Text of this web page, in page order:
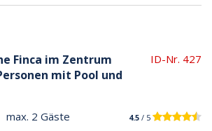
Finca im Zentrum
mit Pool und
ID-Nr. 427
max. 2 Gäste 4.5 / 5